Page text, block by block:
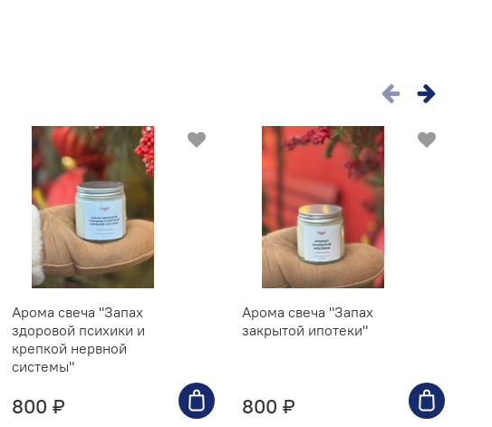
Арома свеча "Запах
здоровой психики и
крепкой нервной
системы"
800 ₽
Арома свеча "Запах
закрытой ипотеки"
800 ₽